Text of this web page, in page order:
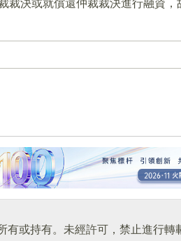
裁決或就償還仲裁裁決進行融資，
或持有。未經許可，禁止進行轉